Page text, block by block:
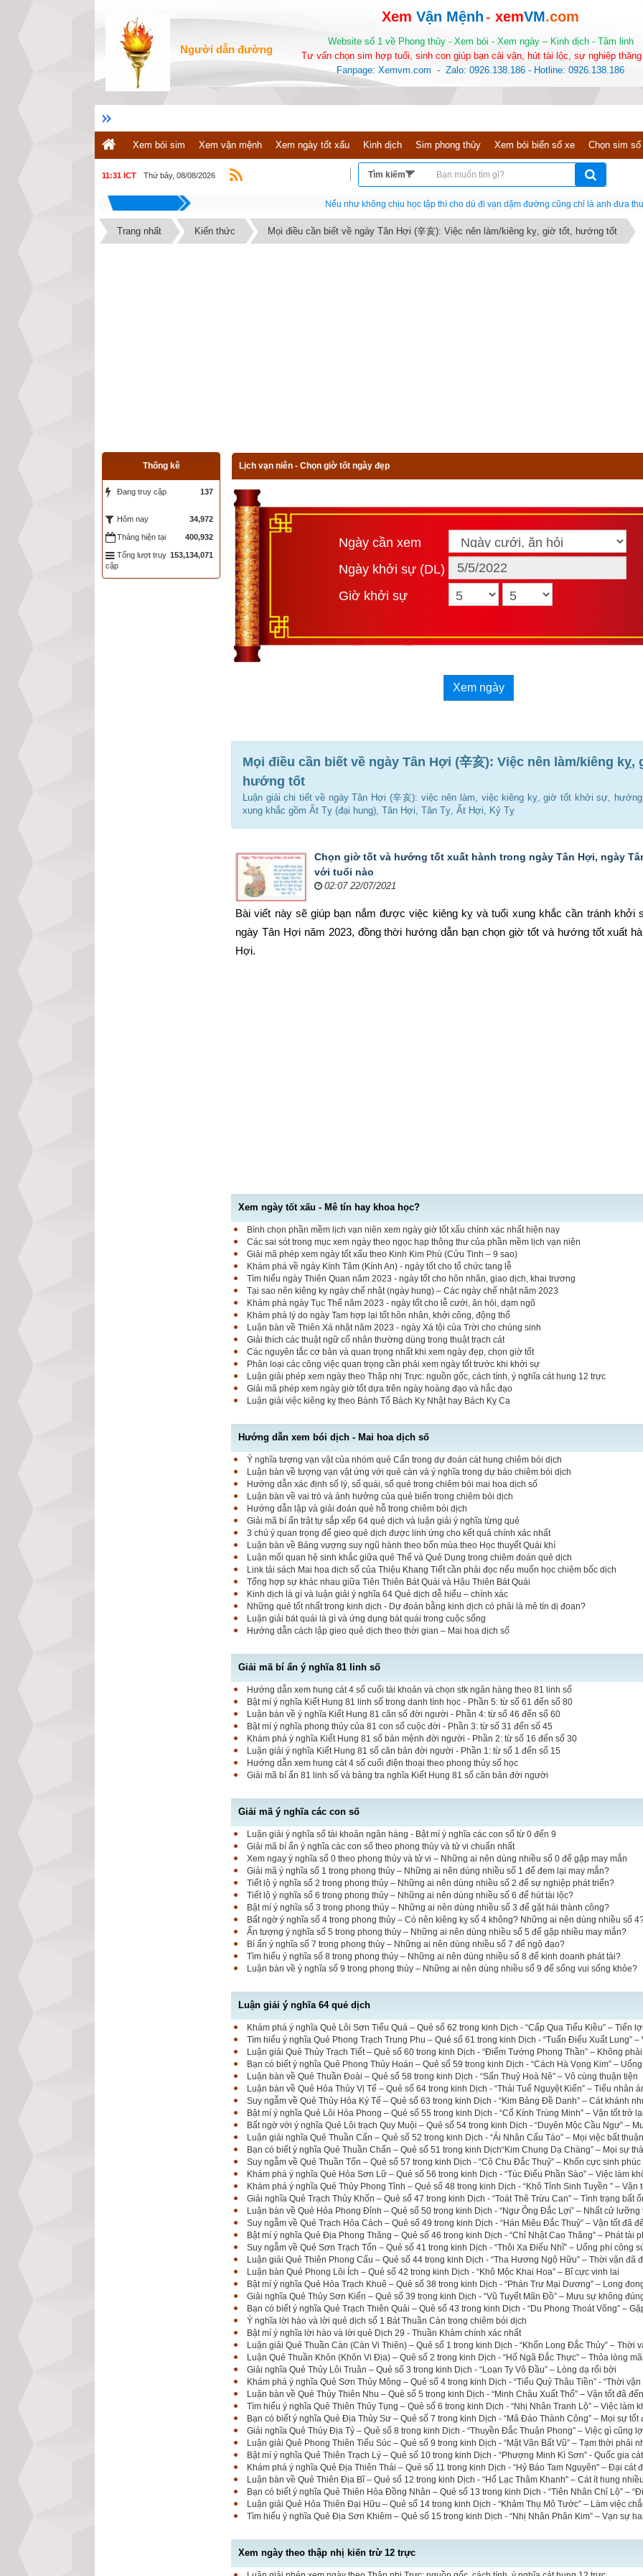
Người dẫn đường
Xem Vận Mệnh- xemVM.com
Website số 1 về Phong thủy - Xem bói - Xem ngày – Kinh dịch - Tâm linh
Tư vấn chọn sim hợp tuổi, sinh con giúp bạn cải vận, hút tài lộc, sự nghiệp
Fanpage: Xemvm.com - Zalo: 0926.138.186 - Hotline: 0926.138.186
Xem bói sim Xem vận mệnh Xem ngày tốt xấu Kinh dịch Sim phong thủy Xem bói biển số xe Chọn sim số
11:31 ICT Thứ bảy, 08/08/2026
Nếu như không chịu học tập thì cho dù đi vạn dặm đường cũng chỉ là anh đưa
Trang nhất Kiến thức Mọi điều cần biết về ngày Tân Hợi (辛亥): Việc nên làm/kiêng kỵ, giờ tốt, hướng tốt
Lịch vạn niên - Chọn giờ tốt ngày đẹp
Ngày cần xem
Ngày khởi sự (DL)
Giờ khởi sự
Xem ngày
Mọi điều cần biết về ngày Tân Hợi (辛亥): Việc nên làm/kiêng kỵ,
hướng tốt
Luận giải chi tiết về ngày Tân Hợi (辛亥): việc nên làm, việc kiêng kỵ, giờ tốt khởi sự,
xung khắc gồm Ất Tỵ (đại hung), Tân Hợi, Tân Tỵ, Ất Hợi, Kỷ Tỵ
Chọn giờ tốt và hướng tốt xuất hành trong ngày Tân Hợi, ngày
với tuổi nào
02:07 22/07/2021
Bài viết này sẽ giúp bạn nắm được việc kiêng kỵ và tuổi xung khắc cần tránh khởi
ngày Tân Hợi năm 2023, đồng thời hướng dẫn bạn chọn giờ tốt và hướng tốt xuất
Hợi.
Xem ngày tốt xấu - Mê tín hay khoa học?
Bình chọn phần mềm lịch vạn niên xem ngày giờ tốt xấu chính xác nhất hiện nay
Các sai sót trong mục xem ngày theo ngọc hạp thông thư của phần mềm lịch vạn niên
Giải mã phép xem ngày tốt xấu theo Kinh Kim Phù (Cửu Tinh – 9 sao)
Khám phá về ngày Kính Tâm (Kính An) - ngày tốt cho tổ chức tang lễ
Tìm hiểu ngày Thiên Quan năm 2023 - ngày tốt cho hôn nhân, giao dịch, khai trương
Tại sao nên kiêng kỵ ngày chế nhật (ngày hung) – Các ngày chế nhật năm 2023
Khám phá ngày Tục Thế năm 2023 - ngày tốt cho lễ cưới, ăn hỏi, dạm ngõ
Khám phá lý do ngày Tam hợp lại tốt hôn nhân, khởi công, động thổ
Luận bàn về Thiên Xá nhật năm 2023 - ngày Xá tội của Trời cho chúng sinh
Giải thích các thuật ngữ cổ nhân thường dùng trong thuật trạch cát
Các nguyên tắc cơ bản và quan trọng nhất khi xem ngày đẹp, chọn giờ tốt
Phân loại các công việc quan trọng cần phải xem ngày tốt trước khi khởi sự
Luận giải phép xem ngày theo Thập nhị Trực: nguồn gốc, cách tính, ý nghĩa cát hung 12 trực
Giải mã phép xem ngày giờ tốt dựa trên ngày hoàng đạo và hắc đạo
Luận giải việc kiêng kỵ theo Bành Tổ Bách Kỵ Nhật hay Bách Kỵ Ca
Hướng dẫn xem bói dịch - Mai hoa dịch số
Ý nghĩa tượng vạn vật của nhóm quẻ Cấn trong dự đoán cát hung chiêm bói dịch
Luận bàn về tượng vạn vật ứng với quẻ càn và ý nghĩa trong dự báo chiêm bói dịch
Hướng dẫn xác định số lý, số quái, số quẻ trong chiêm bói mai hoa dịch số
Luận bàn về vai trò và ảnh hưởng của quẻ biến trong chiêm bói dịch
Hướng dẫn lập và giải đoán quẻ hỗ trong chiêm bói dịch
Giải mã bí ấn trật tự sắp xếp 64 quẻ dịch và luận giải ý nghĩa từng quẻ
3 chú ý quan trọng để gieo quẻ dịch được linh ứng cho kết quả chính xác nhất
Luận bàn về Bảng vượng suy ngũ hành theo bốn mùa theo Học thuyết Quái khí
Luận mối quan hệ sinh khắc giữa quẻ Thể và Quẻ Dụng trong chiêm đoán quẻ dịch
Link tải sách Mai hoa dịch số của Thiệu Khang Tiết cần phải đọc nếu muốn học chiêm bốc dịch
Tổng hợp sự khác nhau giữa Tiên Thiên Bát Quái và Hậu Thiên Bát Quái
Kinh dịch là gì và luận giải ý nghĩa 64 Quẻ dịch dễ hiểu – chính xác
Những quẻ tốt nhất trong kinh dịch - Dự đoán bằng kinh dịch có phải là mê tín dị đoan?
Luận giải bát quái là gì và ứng dụng bát quái trong cuộc sống
Hướng dẫn cách lập gieo quẻ dịch theo thời gian – Mai hoa dịch số
Giải mã bí ẩn ý nghĩa 81 linh số
Hướng dẫn xem hung cát 4 số cuối tài khoản và chọn stk ngân hàng theo 81 linh số
Bật mí ý nghĩa Kiết Hung 81 linh số trong danh tính học - Phần 5: từ số 61 đến số 80
Luận bàn về ý nghĩa Kiết Hung 81 căn số đời người - Phần 4: từ số 46 đến số 60
Bật mí ý nghĩa phong thủy của 81 con số cuộc đời - Phần 3: từ số 31 đến số 45
Khám phá ý nghĩa Kiết Hung 81 số bản mệnh đời người - Phần 2: từ số 16 đến số 30
Luận giải ý nghĩa Kiết Hung 81 số căn bản đời người - Phần 1: từ số 1 đến số 15
Hướng dẫn xem hung cát 4 số cuối điện thoại theo phong thủy số học
Giải mã bí ẩn 81 linh số và bảng tra nghĩa Kiết Hung 81 số căn bản đời người
Giải mã ý nghĩa các con số
Luận giải ý nghĩa số tài khoản ngân hàng - Bật mí ý nghĩa các con số từ 0 đến 9
Giải mã bí ẩn ý nghĩa các con số theo phong thủy và tử vi chuẩn nhất
Xem ngay ý nghĩa số 0 theo phong thủy và tử vi – Những ai nên dùng nhiều số 0 để gặp may mắn
Giải mã ý nghĩa số 1 trong phong thủy – Những ai nên dùng nhiều số 1 để đem lại may mắn?
Tiết lộ ý nghĩa số 2 trong phong thủy – Những ai nên dùng nhiều số 2 để sự nghiệp phát triển?
Tiết lộ ý nghĩa số 6 trong phong thủy – Những ai nên dùng nhiều số 6 để hút tài lộc?
Bật mí ý nghĩa số 3 trong phong thủy – Những ai nên dùng nhiều số 3 để gặt hái thành công?
Bất ngờ ý nghĩa số 4 trong phong thủy – Có nên kiêng kỵ số 4 không? Những ai nên dùng nhiều số
Ấn tượng ý nghĩa số 5 trong phong thủy – Những ai nên dùng nhiều số 5 để gặp nhiều may mắn?
Bí ẩn ý nghĩa số 7 trong phong thủy – Những ai nên dùng nhiều số 7 để ngộ đạo?
Tìm hiểu ý nghĩa số 8 trong phong thủy – Những ai nên dùng nhiều số 8 để kinh doanh phát tài?
Luận bàn về ý nghĩa số 9 trong phong thủy – Những ai nên dùng nhiều số 9 để sống vui sống khỏe?
Luận giải ý nghĩa 64 quẻ dịch
Khám phá ý nghĩa Quẻ Lôi Sơn Tiểu Quá – Quẻ số 62 trong kinh Dịch - “Cấp Qua Tiểu Kiều” – Tiến
Tìm hiểu ý nghĩa Quẻ Phong Trạch Trung Phu – Quẻ số 61 trong kinh Dịch - “Tuấn Điểu Xuất Lung” –
Luận giải Quẻ Thủy Trạch Tiết – Quẻ số 60 trong kinh Dịch - “Điểm Tướng Phong Thần” – Không
Bạn có biết ý nghĩa Quẻ Phong Thủy Hoán – Quẻ số 59 trong kinh Dịch - “Cách Hà Vọng Kim” –
Luận bàn về Quẻ Thuần Đoài – Quẻ số 58 trong kinh Dịch - “Sấn Thuỷ Hoà Nê” – Vô cùng thuận tiện
Luận bàn về Quẻ Hỏa Thủy Vị Tế – Quẻ số 64 trong kinh Dịch - “Thái Tuế Nguyệt Kiến” – Tiểu nhân
Suy ngẫm về Quẻ Thủy Hỏa Ký Tế – Quẻ số 63 trong kinh Dịch - “Kim Bảng Đề Danh” – Cát khánh
Bật mí ý nghĩa Quẻ Lôi Hỏa Phong – Quẻ số 55 trong kinh Dịch - “Cổ Kính Trùng Minh” – Vận tốt trở
Bất ngờ với ý nghĩa Quẻ Lôi trạch Quy Muội – Quẻ số 54 trong kinh Dịch - “Duyên Mộc Cầu Ngư” –
Luận giải nghĩa Quẻ Thuần Cấn – Quẻ số 52 trong kinh Dịch - “Ải Nhân Cấu Táo” – Mọi việc bất thuận
Bạn có biết ý nghĩa Quẻ Thuần Chấn – Quẻ số 51 trong kinh Dịch“Kim Chung Dạ Chàng” – Mọi sự
Suy ngẫm về Quẻ Thuần Tốn – Quẻ số 57 trong kinh Dịch - “Cô Chu Đắc Thuỷ” – Khốn cực sinh phúc
Khám phá ý nghĩa Quẻ Hỏa Sơn Lữ – Quẻ số 56 trong kinh Dịch - “Túc Điểu Phần Sào” – Việc làm
Khám phá ý nghĩa Quẻ Thủy Phong Tỉnh – Quẻ số 48 trong kinh Dịch - “Khô Tỉnh Sinh Tuyền ” – Vận
Giải nghĩa Quẻ Trạch Thủy Khốn – Quẻ số 47 trong kinh Dịch - “Toát Thê Trừu Can” – Tình trạng bất
Luận bàn về Quẻ Hỏa Phong Đỉnh – Quẻ số 50 trong kinh Dịch - “Ngư Ông Đắc Lợi” – Nhất cử lưỡng
Suy ngẫm về Quẻ Trạch Hỏa Cách – Quẻ số 49 trong kinh Dịch - “Hán Miêu Đắc Thuỷ” – Vận tốt đã
Bật mí ý nghĩa Quẻ Địa Phong Thăng – Quẻ số 46 trong kinh Dịch - “Chỉ Nhật Cao Thăng” – Phát tài
Suy ngẫm về Quẻ Sơn Trạch Tổn – Quẻ số 41 trong kinh Dịch - “Thôi Xa Điếu Nhĩ” – Uổng phí công
Luận giải Quẻ Thiên Phong Cấu – Quẻ số 44 trong kinh Dịch - “Tha Hương Ngộ Hữu” – Thời vận đã
Luận bàn Quẻ Phong Lôi Ích – Quẻ số 42 trong kinh Dịch - “Khô Mộc Khai Hoa” – Bĩ cực vinh lai
Bật mí ý nghĩa Quẻ Hỏa Trạch Khuê – Quẻ số 38 trong kinh Dịch - “Phán Trư Mại Dương” – Long
Giải nghĩa Quẻ Thủy Sơn Kiển – Quẻ số 39 trong kinh Dịch - “Vũ Tuyết Mãn Đồ” – Mưu sự không
Bạn có biết ý nghĩa Quẻ Trạch Thiên Quải – Quẻ số 43 trong kinh Dịch - “Du Phong Thoát Võng” –
Ý nghĩa lời hào và lời quẻ dịch số 1 Bát Thuần Càn trong chiêm bói dịch
Bật mí ý nghĩa lời hào và lời quẻ Dịch 29 - Thuần Khảm chính xác nhất
Luận giải Quẻ Thuần Càn (Càn Vi Thiên) – Quẻ số 1 trong kinh Dịch - “Khốn Long Đắc Thủy” – Thời
Luận Quẻ Thuần Khôn (Khôn Vi Địa) – Quẻ số 2 trong kinh Dịch - “Hổ Ngã Đắc Thực” – Thỏa lòng
Giải nghĩa Quẻ Thủy Lôi Truân – Quẻ số 3 trong kinh Dịch - “Loạn Ty Vô Đầu” – Lòng dạ rối bời
Khám phá ý nghĩa Quẻ Sơn Thủy Mông – Quẻ số 4 trong kinh Dịch - “Tiểu Quỷ Thâu Tiền” - “Thời vận
Luận bàn về Quẻ Thủy Thiên Nhu – Quẻ số 5 trong kinh Dịch - “Minh Châu Xuất Thổ” – Vận tốt đã đến
Tìm hiểu ý nghĩa Quẻ Thiên Thủy Tụng – Quẻ số 6 trong kinh Dịch - “Nhị Nhân Tranh Lộ” – Việc làm
Bạn có biết ý nghĩa Quẻ Địa Thủy Sư – Quẻ số 7 trong kinh Dịch - “Mã Đáo Thành Công” – Mọi sự tốt
Giải nghĩa Quẻ Thủy Địa Tỷ – Quẻ số 8 trong kinh Dịch - “Thuyền Đắc Thuận Phong” – Việc gì cũng
Luận giải Quẻ Phong Thiên Tiểu Súc – Quẻ số 9 trong kinh Dịch - “Mật Vân Bất Vũ” – Tạm thời phải
Bật mí ý nghĩa Quẻ Thiên Trạch Lý – Quẻ số 10 trong kinh Dịch - “Phượng Minh Kì Sơn” - Quốc gia
Khám phá ý nghĩa Quẻ Địa Thiên Thái – Quẻ số 11 trong kinh Dịch - “Hỷ Báo Tam Nguyên" – Đại cát
Luận bàn về Quẻ Thiên Địa Bĩ – Quẻ số 12 trong kinh Dịch - “Hổ Lạc Thâm Khanh" – Cát ít hung
Bạn có biết ý nghĩa Quẻ Thiên Hỏa Đồng Nhân – Quẻ số 13 trong kinh Dịch - “Tiên Nhân Chỉ Lộ” –
Luận giải Quẻ Hỏa Thiên Đại Hữu – Quẻ số 14 trong kinh Dịch - “Khảm Thụ Mô Tước” – Làm việc
Tìm hiểu ý nghĩa Quẻ Địa Sơn Khiêm – Quẻ số 15 trong kinh Dịch - “Nhị Nhân Phân Kim” – Vạn sự
Xem ngày theo thập nhị kiến trừ 12 trực
Thống kê
Đang truy cập 137
Hôm nay 34,972
Tháng hiện tại 400,932
Tổng lượt truy
cập
153,134,071